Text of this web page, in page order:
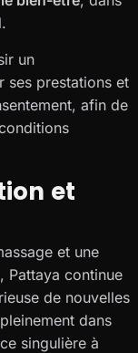
un
ses prestations et
afin de
et
et une
Pattaya continue
de nouvelles
dans
singulière à